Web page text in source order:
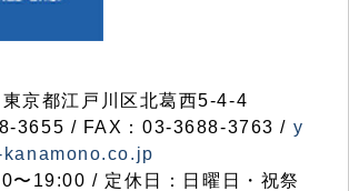
京都江戸川区北葛西5-4-4
3655 / FAX：03-3688-3763 / y
〜19:00 / 定休日：日曜日・祝祭